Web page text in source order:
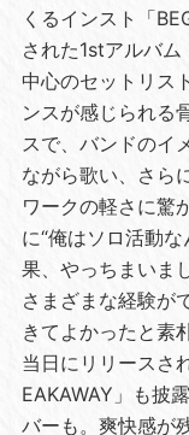
くるインスト「
された1stアルバ
中心のセットリス
ンスが感じられる
スで、バンドのイ
ながら歌い、さら
ワークの軽さに驚
に“俺はソロ活動
果、やっちまいま
さまざまな経験が
きてよかったと素
当日にリリースさ
EAKAWAY」も披
バーも。爽快感が